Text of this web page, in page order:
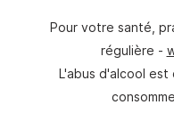
Pour votre santé,
régulière -
L'abus d'alcool